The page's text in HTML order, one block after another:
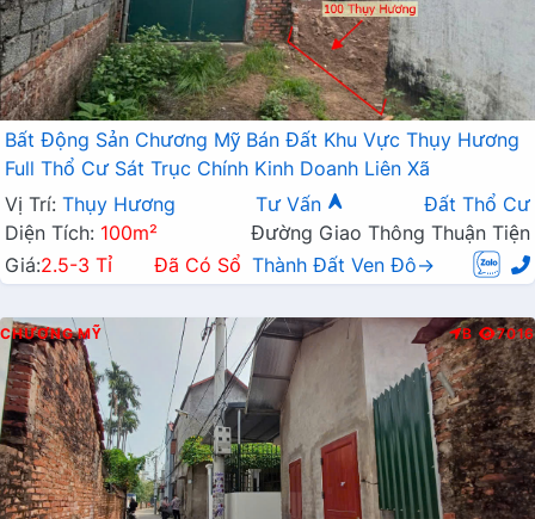
Bất Động Sản Chương Mỹ Bán Đất Khu Vực Thụy Hương
Full Thổ Cư Sát Trục Chính Kinh Doanh Liên Xã
Vị Trí: Thụy Hương Tư Vấn
Đất Thổ Cư
Diện Tích: 100m²
Đường Giao Thông Thuận Tiện
Giá:2.5-3 Tỉ Đã Có Sổ Thành Đất Ven Đô→
CHƯƠNG MỸ B 7016